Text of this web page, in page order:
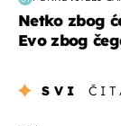
Netko zbog
Evo zbog
SVI